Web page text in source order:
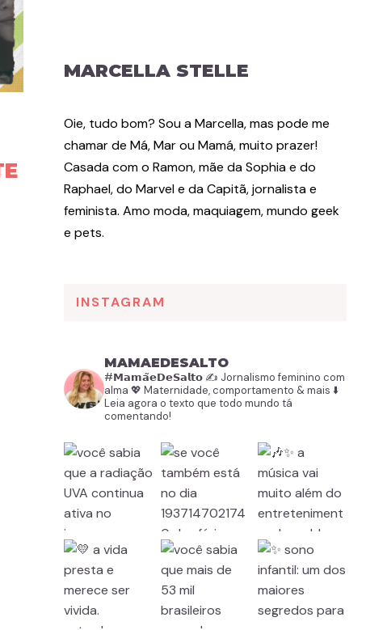
MARCELLA STELLE
Oie, tudo bom? Sou a Marcella, mas pode me
chamar de Má, Mar ou Mamá, muito prazer!
Casada com o Ramon, mãe da Sophia e do
Raphael, do Marvel e da Capitã, jornalista e
feminista. Amo moda, maquiagem, mundo geek
e pets.
INSTAGRAM
MAMAEDESALTO
#𝗠𝗮𝗺𝗮̃𝗲𝗗𝗲𝗦𝗮𝗹𝘁𝗼 ✍️ Jornalismo feminino com
alma 💖 Maternidade, comportamento & mais ⬇️
Leia agora o texto que todo mundo tá
comentando!